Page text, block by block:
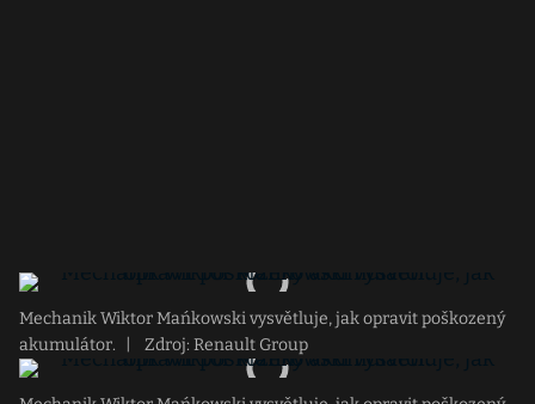
Mechanik Wiktor Mańkowski vysvětluje, jak opravit poškozený
akumulátor.
Zdroj: Renault Group